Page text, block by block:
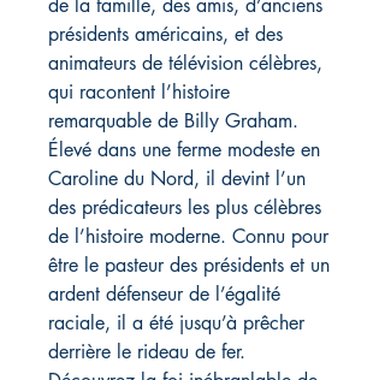
de la famille, des amis, d’anciens
présidents américains, et des
animateurs de télévision célèbres,
qui racontent l’histoire
remarquable de Billy Graham.
Élevé dans une ferme modeste en
Caroline du Nord, il devint l’un
des prédicateurs les plus célèbres
de l’histoire moderne. Connu pour
être le pasteur des présidents et un
ardent défenseur de l’égalité
raciale, il a été jusqu’à prêcher
derrière le rideau de fer.